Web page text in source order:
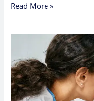
Read More »
del
bienestar:
Una
guía